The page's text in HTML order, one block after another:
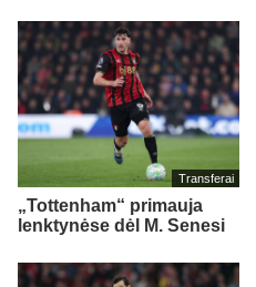
Transferai
„Tottenham“ primauja
lenktynėse dėl M. Senesi